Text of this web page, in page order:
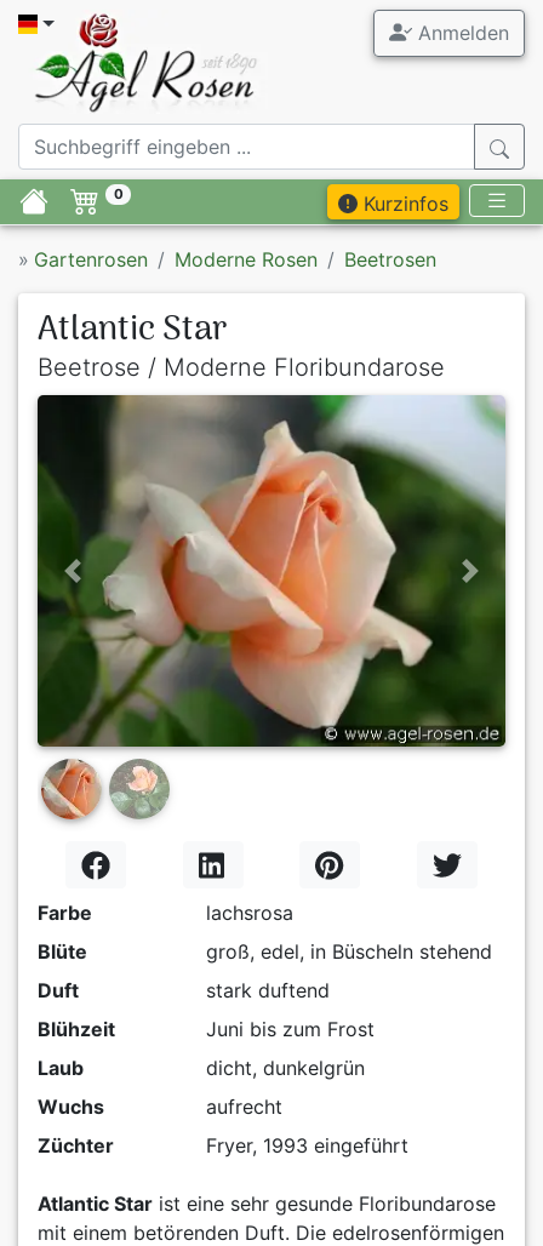
Anmelden
0 Kurzinfos
» Gartenrosen Moderne Rosen Beetrosen
Atlantic Star
Beetrose / Moderne Floribundarose
Previous Next
Farbe
lachsrosa
Blüte
groß, edel, in Büscheln stehend
Duft
stark duftend
Blühzeit
Juni bis zum Frost
Laub
dicht, dunkelgrün
Wuchs
aufrecht
Züchter
Fryer, 1993 eingeführt
Atlantic Star ist eine sehr gesunde Floribundarose
mit einem betörenden Duft. Die edelrosenförmigen